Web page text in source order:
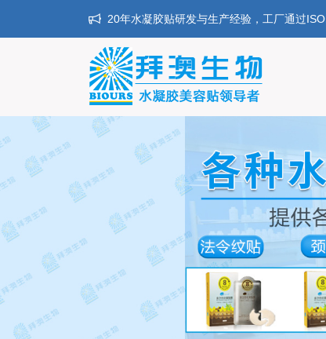
20年水凝胶贴研发与生产经验，工厂通过